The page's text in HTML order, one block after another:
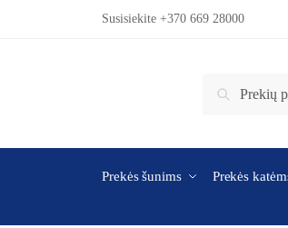
Skip to navigationSusisiekite +370 669 28000
Ieškoti:
Ieškoti
Prekės šunims Prekės